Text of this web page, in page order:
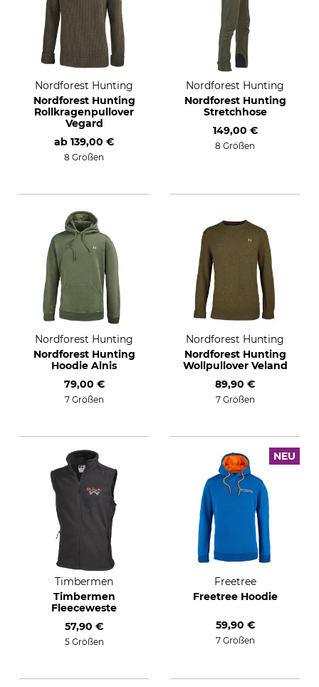
Nordforest Hunting
Nordforest Hunting
Rollkragenpullover
Vegard
ab 139,00 €
8 Größen
Nordforest Hunting
Nordforest Hunting
Stretchhose
149,00 €
8 Größen
Nordforest Hunting
Nordforest Hunting
Hoodie Alnis
79,00 €
7 Größen
Nordforest Hunting
Nordforest Hunting
Wollpullover Veland
89,90 €
7 Größen
Timbermen
Timbermen
Fleeceweste
57,90 €
5 Größen
NEU
Freetree
Freetree Hoodie
59,90 €
7 Größen